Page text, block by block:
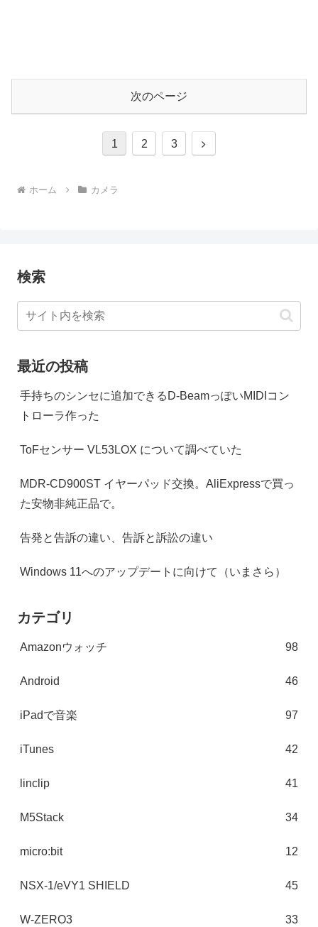
次のページ
1 2 3
次
ホーム カメラ
検索
最近の投稿
手持ちのシンセに追加できるD-BeamっぽいMIDIコン
トローラ作った
ToFセンサー VL53LOX について調べていた
MDR-CD900ST イヤーパッド交換。AliExpressで買っ
た安物非純正品で。
告発と告訴の違い、告訴と訴訟の違い
Windows 11へのアップデートに向けて（いまさら）
カテゴリ
Amazonウォッチ 98
Android 46
iPadで音楽 97
iTunes 42
linclip 41
M5Stack 34
micro:bit 12
NSX-1/eVY1 SHIELD 45
W-ZERO3 33